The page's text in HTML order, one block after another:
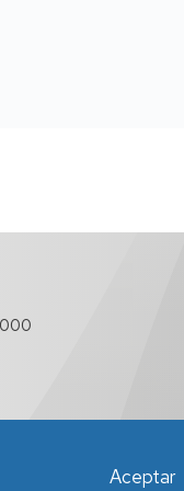
Política de Accesibilidad
Aceptar